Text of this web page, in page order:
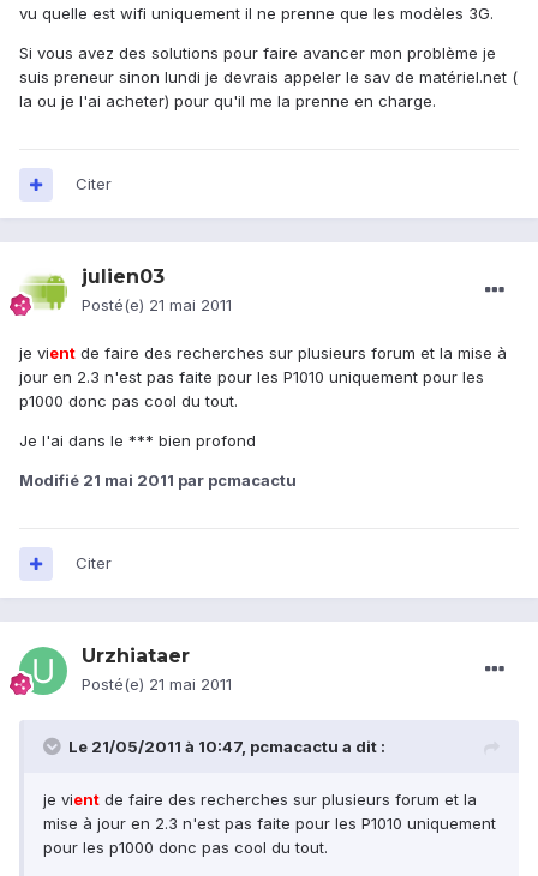
vu quelle est wifi uniquement il ne prenne que les modèles 3G.
Si vous avez des solutions pour faire avancer mon problème je
suis preneur sinon lundi je devrais appeler le sav de matériel.net (
la ou je l'ai acheter) pour qu'il me la prenne en charge.
Citer
julien03
Posté(e) 21 mai 2011
je vient de faire des recherches sur plusieurs forum et la mise à
jour en 2.3 n'est pas faite pour les P1010 uniquement pour les
p1000 donc pas cool du tout.
Je l'ai dans le *** bien profond
Modifié 21 mai 2011 par pcmacactu
Citer
Urzhiataer
Posté(e) 21 mai 2011
Le 21/05/2011 à 10:47, pcmacactu a dit :
je vient de faire des recherches sur plusieurs forum et la
mise à jour en 2.3 n'est pas faite pour les P1010 uniquement
pour les p1000 donc pas cool du tout.